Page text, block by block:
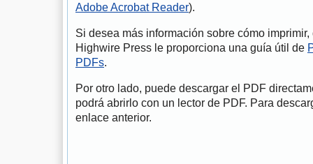
Adobe Acrobat Reader).
Si desea más información sobre cómo
Highwire Press le proporciona una guía útil de
PDFs.
Por otro lado, puede descargar el PDF
podrá abrirlo con un lector de PDF. Para
enlace anterior.